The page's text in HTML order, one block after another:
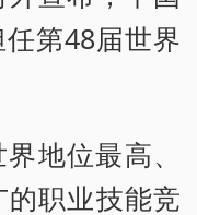
第48届世界
地位最高、
职业技能竞